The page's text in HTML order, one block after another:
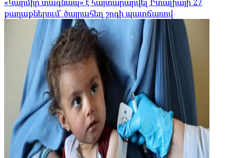
քաղաքներում՝ ծայրահեղ շոգի պատճառով